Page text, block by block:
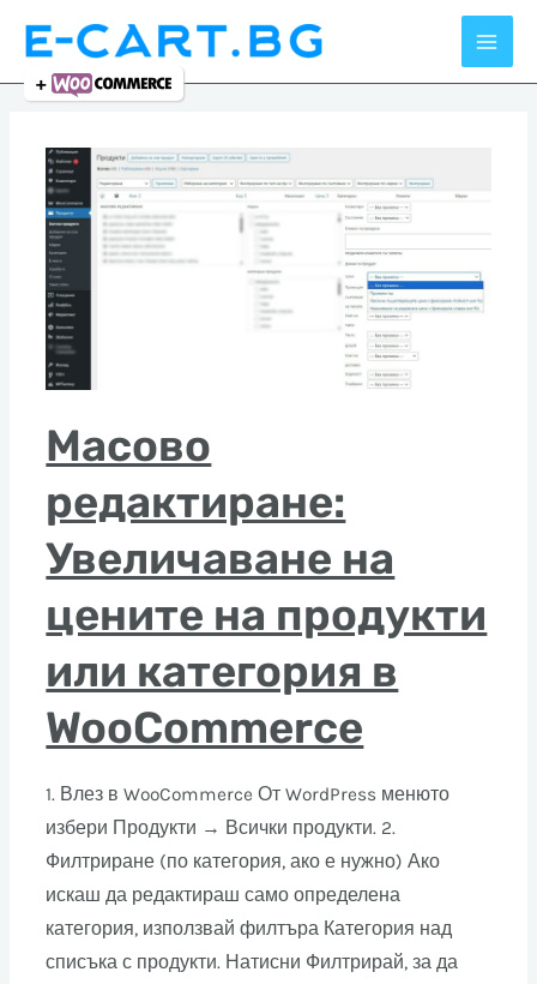
content
Масово
редактиране:
Увеличаване на
цените на продукти
или категория в
WooCommerce
1. Влез в WooCommerce От WordPress менюто
избери Продукти → Всички продукти. 2.
Филтриране (по категория, ако е нужно) Ако
искаш да редактираш само определена
категория, използвай филтъра Категория над
списъка с продукти. Натисни Филтрирай, за да